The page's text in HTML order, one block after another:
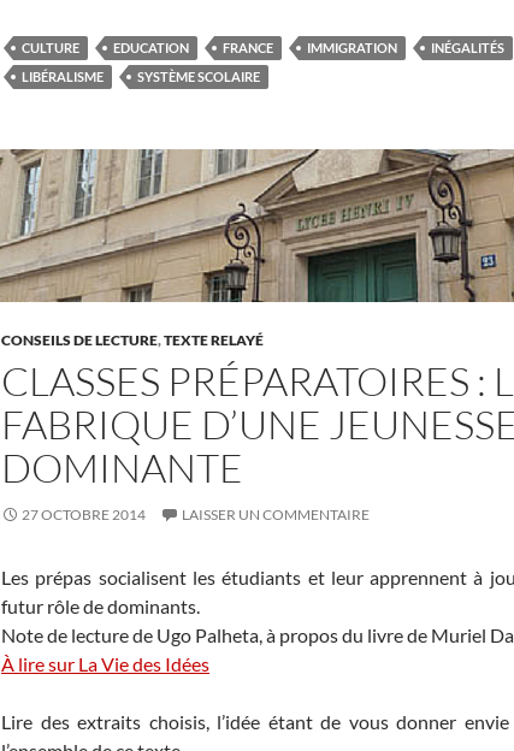
CULTURE EDUCATION FRANCE IMMIGRATION
INÉGALITÉS
LIBÉRALISME
SYSTÈME SCOLAIRE
CONSEILS DE LECTURE,TEXTE RELAYÉ
CLASSES PRÉPARATOIRES :
FABRIQUE D’UNE
DOMINANTE
27 OCTOBRE 2014 LAISSER UN COMMENTAIRE
Les prépas socialisent les étudiants et leur apprennent à
futur rôle de dominants.
Note de lecture de Ugo Palheta, à propos du livre de Muriel
À lire sur La Vie des Idées
Lire des extraits choisis, l’idée étant de vous donner